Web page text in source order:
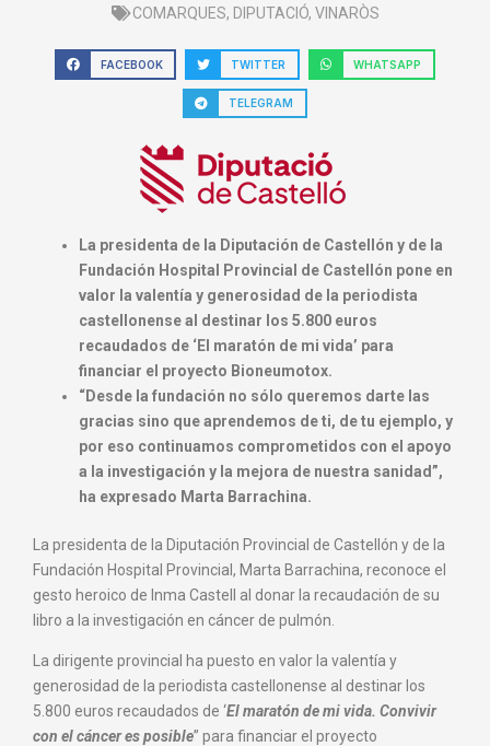
COMARQUES, DIPUTACIÓ, VINARÒS
FACEBOOK TWITTER WHATSAPP
TELEGRAM
La presidenta de la Diputación de Castellón y de la
Fundación Hospital Provincial de Castellón pone en
valor la valentía y generosidad de la periodista
castellonense al destinar los 5.800 euros
recaudados de ‘El maratón de mi vida’ para
financiar el proyecto Bioneumotox.
“Desde la fundación no sólo queremos darte las
gracias sino que aprendemos de ti, de tu ejemplo, y
por eso continuamos comprometidos con el apoyo
a la investigación y la mejora de nuestra sanidad”,
ha expresado Marta Barrachina.
La presidenta de la Diputación Provincial de Castellón y de la
Fundación Hospital Provincial, Marta Barrachina, reconoce el
gesto heroico de Inma Castell al donar la recaudación de su
libro a la investigación en cáncer de pulmón.
La dirigente provincial ha puesto en valor la valentía y
generosidad de la periodista castellonense al destinar los
5.800 euros recaudados de ‘El maratón de mi vida. Convivir
con el cáncer es posible’’ para financiar el proyecto